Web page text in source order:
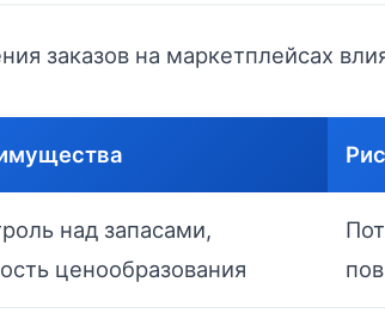
заказов на маркетплейсах
над запасами,
ценообразования